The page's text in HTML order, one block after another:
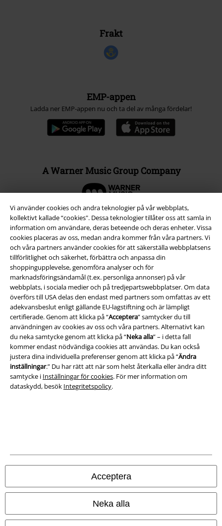
Vi använder cookies och andra teknologier på vår webbplats,
kollektivt kallade “cookies". Dessa teknologier tillåter oss att samla in
information om användare, deras beteende och deras enheter. Vissa
cookies placeras av oss, medan andra kommer från våra partners. Vi
och våra partners använder cookies för att säkerställa webbplatsens
tillförlitlighet och säkerhet, förbättra och anpassa din
shoppingupplevelse, genomföra analyser och för
marknadsföringsändamål (t.ex. personliga annonser) på vår
webbplats, i sociala medier och på tredjepartswebbplatser. Om data
överförs till USA delas den endast med partners som omfattas av ett
adekvansbeslut enligt gällande EU-lagstiftning och är lämpligt
certifierade. Genom att klicka på “Acceptera” samtycker du till
användningen av cookies av oss och våra partners. Alternativt kan
du neka samtycke genom att klicka på “Neka alla” – i detta fall
kommer endast nödvändiga cookies att användas. Du kan också
justera dina individuella preferenser genom att klicka på “Ändra
inställningar.” Du har rätt att när som helst återkalla eller ändra ditt
samtycke i Inställningar för cookies. För mer information om
dataskydd, besök Integritetspolicy.
Acceptera
Neka alla
Frakt
EMP-appen
Ladda ner EMP-appen nu och ta del av många fördelar!
A Warner Music Group Company
Juridisk information/Villkor
Villkor
Om oss
Ladda ner villkoren
Inställningar för cookies
Bekräfta ångrat köp
© 1986-2026 E.M.P. Merchandising HGmbH